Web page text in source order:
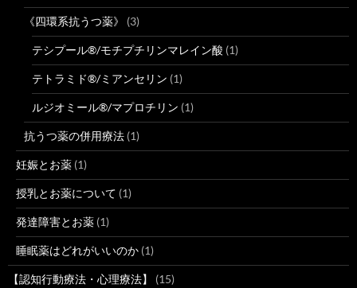
《四環系抗うつ薬》 (3)
テシプール®/モチプチリンマレイン酸 (1)
テトラミド®/ミアンセリン (1)
ルジオミール®/マプロチリン (1)
抗うつ薬の併用療法 (1)
妊娠とお薬 (1)
授乳とお薬について (1)
発達障害とお薬 (1)
睡眠薬はどれがいいのか (1)
【認知行動療法・心理療法】 (15)